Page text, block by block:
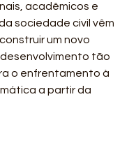
acadêmicos e
sociedade civil vêm
um novo
tão
o enfrentamento à
a partir da